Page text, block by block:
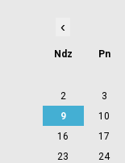
‹
Ndz Pn
2
3
9
10
16
17
23
24